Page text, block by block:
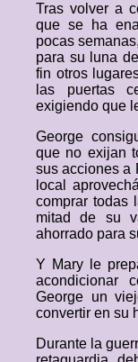
Tras volver a
que se ha
pocas
para su luna
fin otros
las puertas
exigiendo que
George
que no exijan
sus acciones a
local
comprar todas
mitad de su
ahorrado para
Y Mary le
acondicionar
George un
convertir en su
Durante la